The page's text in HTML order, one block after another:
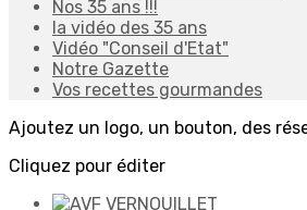
Nos 35 ans !!!
la vidéo des 35 ans
Vidéo "Conseil d'Etat"
Notre Gazette
Vos recettes gourmandes
Ajoutez un logo, un bouton, des
Cliquez pour éditer